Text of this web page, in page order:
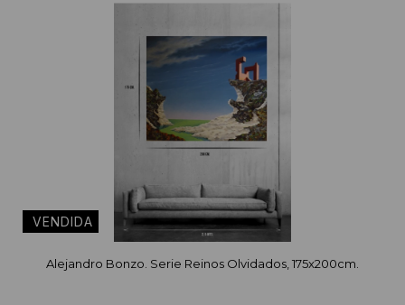
Alejandro Bonzo. Serie Reinos Olvidados, 175x200cm.